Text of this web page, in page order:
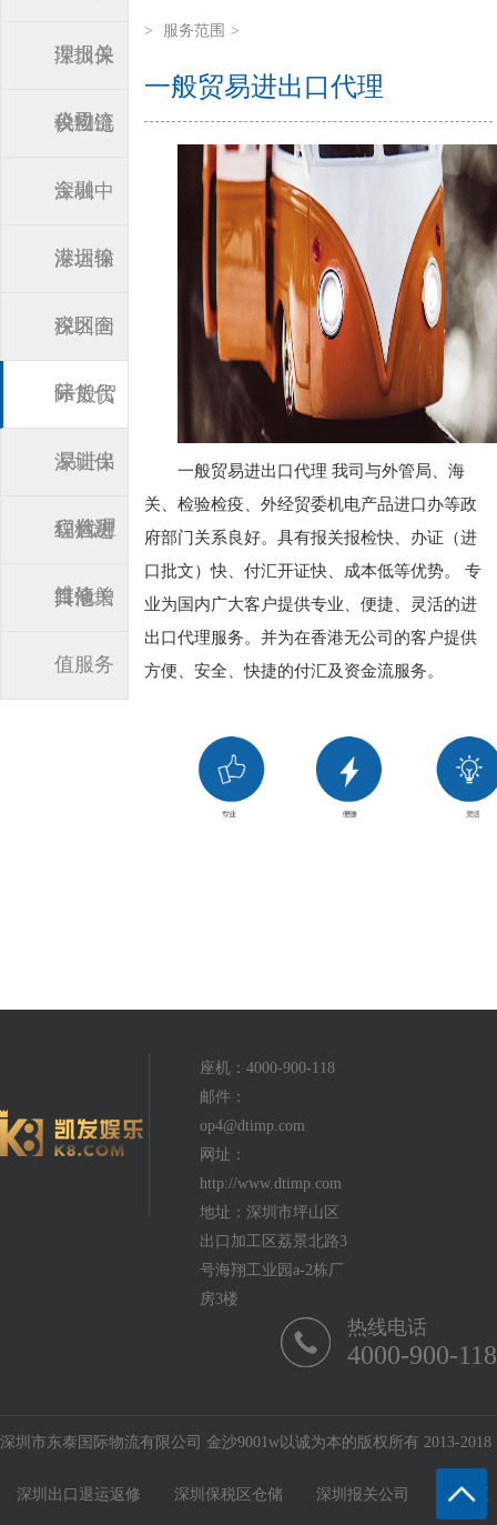
理报关
公司
深圳保
税物流
供应链
金融
深圳中
港运输
深圳保
税区仓
储
深圳国
际货代
一般贸
易进出
口代理
深圳保
税检测
维修
红酒进
口清关
其他增
值服务
> 服务范围 >
一般贸易进出口代理
一般贸易进出口代理 我司与外管局、海
关、检验检疫、外经贸委机电产品进口办等政
府部门关系良好。具有报关报检快、办证（进
口批文）快、付汇开证快、成本低等优势。 专
业为国内广大客户提供专业、便捷、灵活的进
出口代理服务。并为在香港无公司的客户提供
方便、安全、快捷的付汇及资金流服务。
座机：4000-900-118
邮件：
op4@dtimp.com
网址：
http://www.dtimp.com
地址：深圳市坪山区
出口加工区荔景北路3
号海翔工业园a-2栋厂
房3楼
热线电话
4000-900-118
深圳市东泰国际物流有限公司 金沙9001w以诚为本的版权所有 2013-2018
深圳出口退运返修 深圳保税区仓储 深圳报关公司 保税区